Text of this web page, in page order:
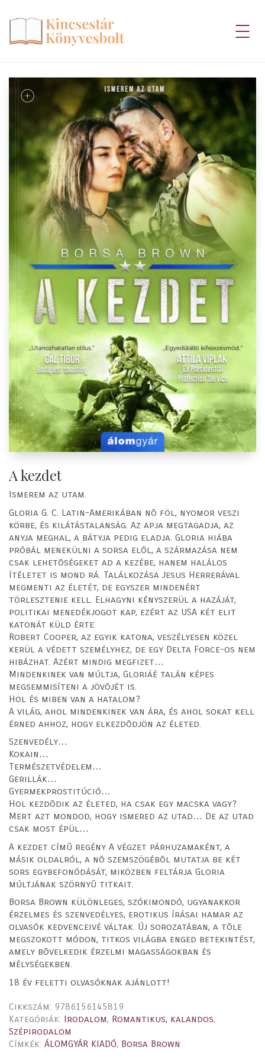
A kezdet
Ismerem az utam.
Gloria G. C. Latin-Amerikában nõ föl, nyomor veszi
körbe, és kilátástalanság. Az apja megtagadja, az
anyja meghal, a bátyja pedig eladja. Gloria hiába
próbál menekülni a sorsa elõl, a származása nem
csak lehetõségeket ad a kezébe, hanem halálos
ítéletet is mond rá. Találkozása Jesus Herrerával
megmenti az életét, de egyszer mindenért
törlesztenie kell. Elhagyni kényszerül a hazáját,
politikai menedékjogot kap, ezért az USA két elit
katonát küld érte.
Robert Cooper, az egyik katona, veszélyesen közel
kerül a védett személyhez, de egy Delta Force-os nem
hibázhat. Azért mindig megfizet…
Mindenkinek van múltja, Gloriáé talán képes
megsemmisíteni a jövõjét is.
Hol és miben van a hatalom?
A világ, ahol mindenkinek van ára, és ahol sokat kell
érned ahhoz, hogy elkezdõdjön az életed.
Szenvedély…
Kokain…
Természetvédelem…
Gerillák…
Gyermekprostitúció…
Hol kezdõdik az életed, ha csak egy macska vagy?
Mert azt mondod, hogy ismered az utad… De az utad
csak most épül…
A kezdet címû regény A végzet párhuzamaként, a
másik oldalról, a nõ szemszögébõl mutatja be két
sors egybefonódását, miközben feltárja Gloria
múltjának szörnyû titkait.
Borsa Brown különleges, szókimondó, ugyanakkor
érzelmes és szenvedélyes, erotikus írásai hamar az
olvasók kedvenceivé váltak. Új sorozatában, a tõle
megszokott módon, titkos világba enged betekintést,
amely bõvelkedik érzelmi magasságokban és
mélységekben.
18 év feletti olvasóknak ajánlott!
Cikkszám: 9786156145819
Kategóriák: Irodalom, Romantikus, kalandos,
Szépirodalom
Címkék: ÁLOMGYÁR KIADÓ, Borsa Brown